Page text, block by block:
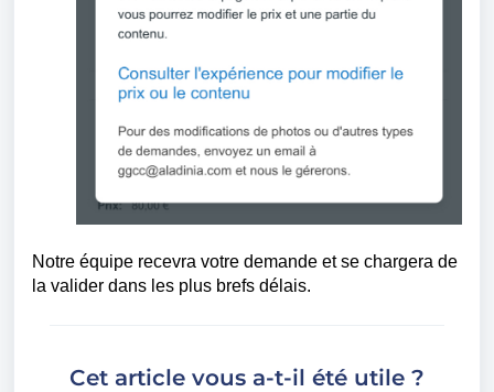
Notre équipe recevra votre demande et se chargera de
la valider dans les plus brefs délais.
Cet article vous a-t-il été utile ?